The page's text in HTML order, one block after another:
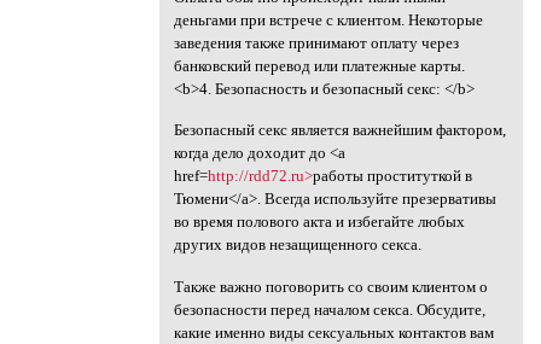
деньгами при встрече с клиентом. Некоторые
заведения также принимают оплату через
банковский перевод или платежные карты.
<b>4. Безопасность и безопасный секс: </b>
Безопасный секс является важнейшим фактором,
когда дело доходит до <a
href=http://rdd72.ru>работы проституткой в
Тюмени</a>. Всегда используйте презервативы
во время полового акта и избегайте любых
других видов незащищенного секса.
Также важно поговорить со своим клиентом о
безопасности перед началом секса. Обсудите,
какие именно виды сексуальных контактов вам